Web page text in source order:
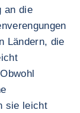
an die
Ländern, die
sie leicht